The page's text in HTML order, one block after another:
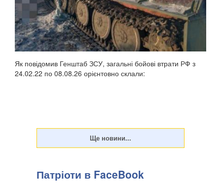
Як повідомив Генштаб ЗСУ, загальні бойові втрати РФ з
24.02.22 по 08.08.26 орієнтовно склали:
Патріоти в FaceBook